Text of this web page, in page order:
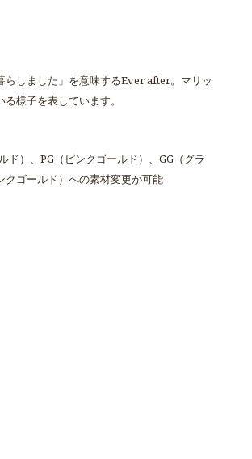
らしました」を意味するEver after。マリッ
様子を表しています。
）、PG（ピンクゴールド）、GG（グラ
クゴールド）への素材変更が可能